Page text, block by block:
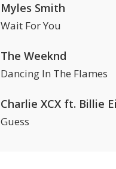
Myles Smith
Wait For You
The Weeknd
Dancing In The Flames
Charlie XCX ft. Billie
Guess